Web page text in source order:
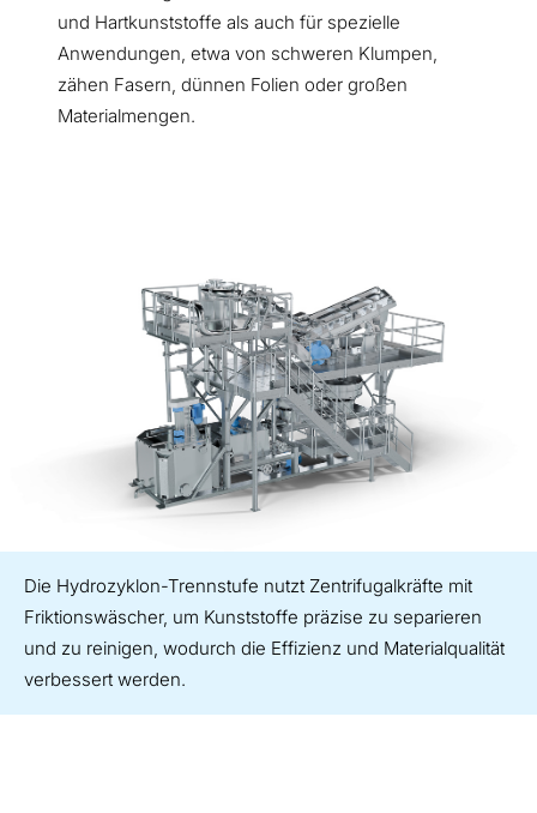
und Hartkunststoffe als auch für spezielle
Anwendungen, etwa von schweren Klumpen,
zähen Fasern, dünnen Folien oder großen
Materialmengen.
Die Hydrozyklon-Trennstufe nutzt Zentrifugalkräfte mit
Friktionswäscher, um Kunststoffe präzise zu separieren
und zu reinigen, wodurch die Effizienz und Materialqualität
verbessert werden.